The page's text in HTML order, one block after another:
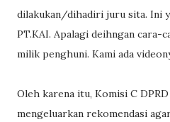
dilakukan/dihadiri juru sita. Ini
PT.KAI. Apalagi deihngan cara-
milik penghuni. Kami ada
Oleh karena itu, Komisi C
mengeluarkan rekomendasi